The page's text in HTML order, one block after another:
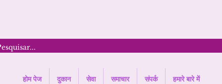
होम पेज दुकान सेवा समाचार संपर्क हमारे बारे में